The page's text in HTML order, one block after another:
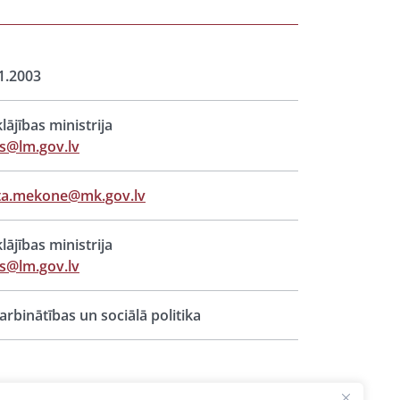
ministrija
ministrija
un sociālā politika